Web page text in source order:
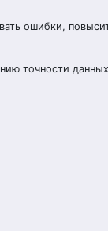
ошибки,
точности